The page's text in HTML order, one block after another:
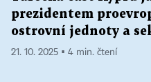
prezidentem
ostrovní jednoty a
21. 10. 2025 ▪ 4 min. čtení